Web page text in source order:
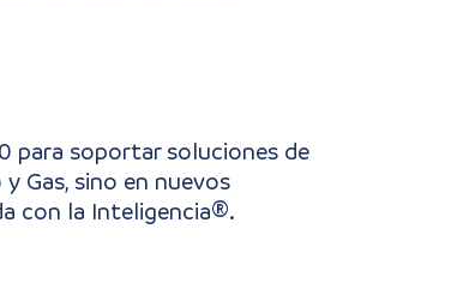
para soportar soluciones de
Gas, sino en nuevos
con la Inteligencia®.